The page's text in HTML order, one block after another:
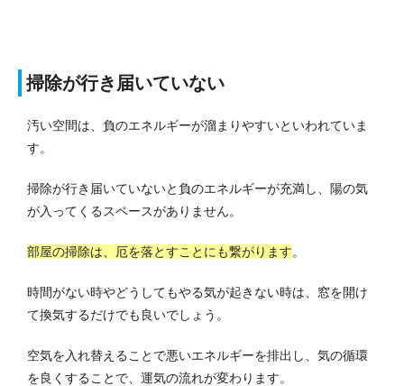
掃除が行き届いていない
汚い空間は、負のエネルギーが溜まりやすいといわれていま
す。
掃除が行き届いていないと負のエネルギーが充満し、陽の気
が入ってくるスペースがありません。
部屋の掃除は、厄を落とすことにも繋がります。
時間がない時やどうしてもやる気が起きない時は、窓を開け
て換気するだけでも良いでしょう。
空気を入れ替えることで悪いエネルギーを排出し、気の循環
を良くすることで、運気の流れが変わります。